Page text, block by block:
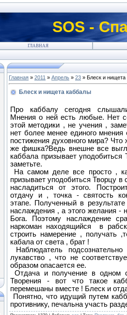
SOS -
ГЛАВНАЯ
Главная » 2011 » Апрель » 23 » Блеск и нищета
Блеск и нищета каббалы
Про каббалу сегодня
Мнения о ней есть любые. Нет
этой методики , не учения ,
нет более менее единого мнения
постижения духовного мира? Что
же фишка?Ведь внешне все
каббала призывает уподобиться
заметьте.
На самом деле все просто ,
призывает уподобиться Творцу в
насладиться от этого.
отдачу и , точка - святость
этапе. Полученный в
наслаждения , а этого желания -
Бога. Поэтому наслаждение
наркоман находящийся в
строить намерение , получать
кабала от света , брат !
Наблюдатель
лукавство , что не
образом опасается ее.
Отдача и получение в одном
Творения - вот что такое
перемешаны вместе ! Блеск и
Понятно, что идущий путем
противнику, печальна участь